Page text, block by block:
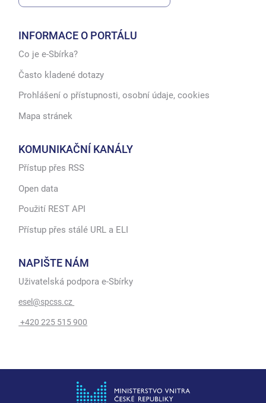
INFORMACE O PORTÁLU
Co je e-Sbírka?
Často kladené dotazy
Prohlášení o přístupnosti, osobní údaje, cookies
Mapa stránek
KOMUNIKAČNÍ KANÁLY
Přístup přes RSS
Open data
Použití REST API
Přístup přes stálé URL a ELI
NAPIŠTE NÁM
Uživatelská podpora e-Sbírky
esel@spcss.cz
+420 225 515 900